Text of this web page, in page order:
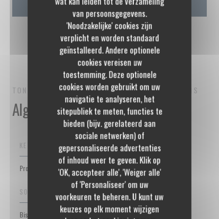
van persoonsgegevens.
'Noodzakelijke' cookies zijn
verplicht en worden standaard
geïnstalleerd. Andere optionele
cookies vereisen uw
toestemming. Deze optionele
cookies worden gebruikt om uw
navigatie te analyseren, het
sitepubliek te meten, functies te
bieden (bijv. gerelateerd aan
sociale netwerken) of
gepersonaliseerde advertenties
of inhoud weer te geven. Klik op
'OK, accepteer alle', 'Weiger alle'
of 'Personaliseer' om uw
voorkeuren te beheren. U kunt uw
keuzes op elk moment wijzigen
TONTON DES DAMESBISTROT RESTAURANT PARIS
Algemene informatie
KEUKEN
Produits de saison, Eigengemaakt, vers product, Traditioneel Frans
SOORT BEDRIJF
Bistrot Restaurant, Meat bar